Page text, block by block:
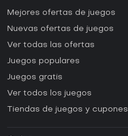
Mejores ofertas de juegos
Nuevas ofertas de juegos
Ver todas las ofertas
Juegos populares
Juegos gratis
Ver todos los juegos
Tiendas de juegos y cupones